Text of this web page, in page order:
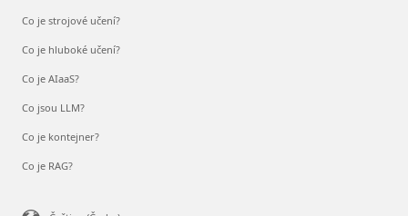
Co je strojové učení?
Co je hluboké učení?
Co je AIaaS?
Co jsou LLM?
Co je kontejner?
Co je RAG?